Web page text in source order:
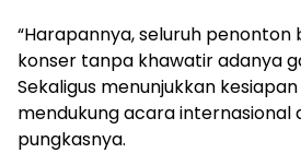
“Harapannya, seluruh penonton
konser tanpa khawatir adanya
Sekaligus menunjukkan kesiapan
mendukung acara internasional
pungkasnya.